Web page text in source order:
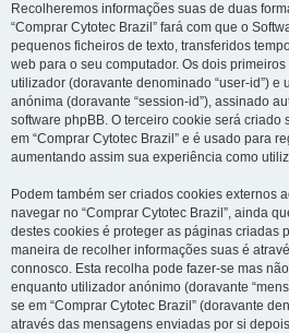
Recolheremos informações suas de duas
“Comprar Cytotec Brazil” fará com que o
pequenos ficheiros de texto, transferidos
web para o seu computador. Os dois
utilizador (doravante denominado “user-id”) e
anónima (doravante “session-id”), assinado
software phpBB. O terceiro cookie será criado
em “Comprar Cytotec Brazil” e é usado para
aumentando assim sua experiência como
Podem também ser criados cookies externos
navegar no “Comprar Cytotec Brazil”, ainda
destes cookies é proteger as páginas criadas
maneira de recolher informações suas é
connosco. Esta recolha pode fazer-se mas
enquanto utilizador anónimo (doravante
se em “Comprar Cytotec Brazil” (doravante
através das mensagens enviadas por si